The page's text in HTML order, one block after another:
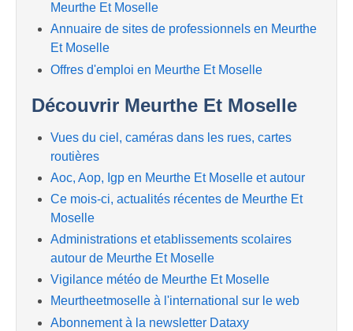
Meurthe Et Moselle
Annuaire de sites de professionnels en Meurthe
Et Moselle
Offres d'emploi en Meurthe Et Moselle
Découvrir Meurthe Et Moselle
Vues du ciel, caméras dans les rues, cartes
routières
Aoc, Aop, Igp en Meurthe Et Moselle et autour
Ce mois-ci, actualités récentes de Meurthe Et
Moselle
Administrations et etablissements scolaires
autour de Meurthe Et Moselle
Vigilance météo de Meurthe Et Moselle
Meurtheetmoselle à l'international sur le web
Abonnement à la newsletter Dataxy